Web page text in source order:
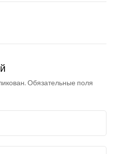
Обязательные поля